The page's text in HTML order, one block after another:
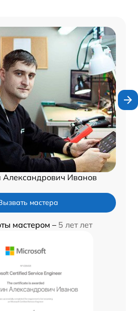
Александрович Иванов
мастера
мастером – 5 лет лет